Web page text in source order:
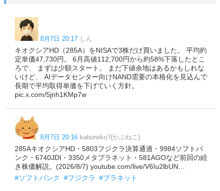
8月7日 20:17 しん
キオクシアHD（285A）をNISAで3株だけ買いました。 平均約
定単価47,730円。 6月高値112,700円から約58%下落したとこ
ろで、 まずは少額スタート。 まだ下値余地はあるかもしれな
いけど、 AIデータセンター向けNAND需要の本格化を見込んで
長期で平均取得単価を下げていく方針。
pic.x.com/5jnh1KMp7w
8月7日 20:16 kabuneko?(かぶねこ)
285AキオクシアHD・5803フジクラ決算通過・9984ソフトバ
ンク・6740JDI・3350メタプラネット・581AGOなど前回の続
き株価解説。(2026/8/7) youtube.com/live/V6Iu2lbUN…
#ソフトバンク
#フジクラ #プラネット